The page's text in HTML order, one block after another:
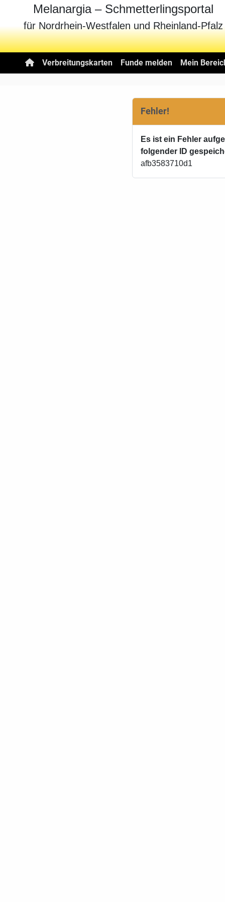
Melanargia – Schmetterlingsportal
für Nordrhein-Westfalen und Rheinland-Pfalz
Verbreitungskarten Funde melden Mein
Fehler!
Es ist ein Fehler
folgender ID
afb3583710d1